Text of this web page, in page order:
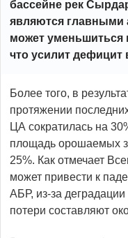
бассейне рек
являются главными
может уменьшиться
что усилит дефицит
Более того, в
протяжении
ЦА сократилась на
площадь орошаемых
25%. Как отмечает
может привести к
АБР, из-за
потери составляют